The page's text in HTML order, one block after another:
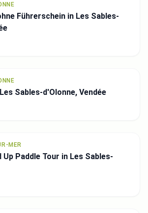
Führerschein in Les Sables-
Sables-d'Olonne, Vendée
MER
Paddle Tour in Les Sables-